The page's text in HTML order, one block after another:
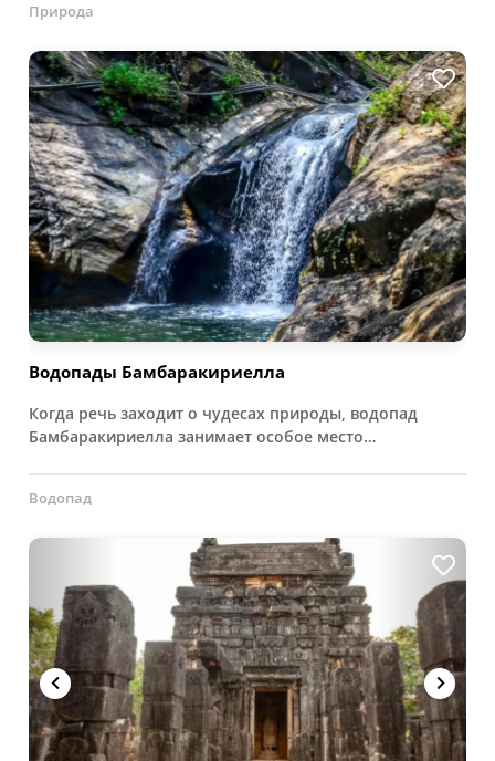
Природа
Водопады Бамбаракириелла
Когда речь заходит о чудесах природы, водопад
Бамбаракириелла занимает особое место…
Водопад